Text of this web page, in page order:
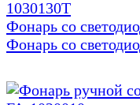
Фонарь со
Фонарь со